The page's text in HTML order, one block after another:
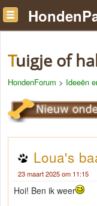
Tuigje of
HondenForum > Ideeën
Loua's
23 maart 2025 om 11:15
Hoi! Ben ik weer